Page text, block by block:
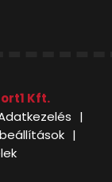
Kft.